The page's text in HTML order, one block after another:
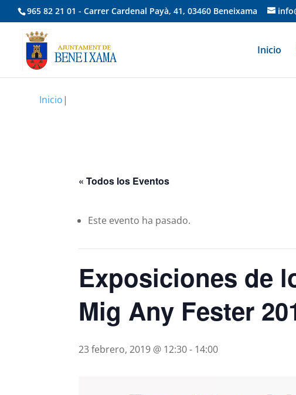
965 82 21 01 - Carrer Cardenal Payà, 41, 03460 Beneixama
Inicio
Inicio|
« Todos los Eventos
Este evento ha pasado.
Exposiciones de
Mig Any Fester
23 febrero, 2019 @ 12:30- 14:00